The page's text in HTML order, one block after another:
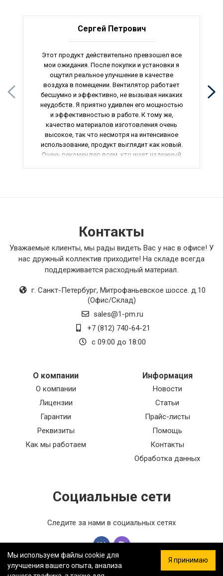
Сергей Петрович
Этот продукт действительно превзошел все
мои ожидания. После покупки и установки я
ощутил реальное улучшение в качестве
воздуха в помещении. Вентилятор работает
бесшумно и эффективно, не вызывая никаких
неудобств. Я приятно удивлен его мощностью
и эффективностью в работе. К тому же,
качество материалов изготовления очень
высокое, так что несмотря на интенсивное
использование, продукт выглядит как новый.
Очень рекомендую всем, кто ищет надежный
Контакты
Уважаемые клиенты, мы рады видеть Вас у нас в офисе! У
нас дружный коллектив приходите! На складе всегда
поддерживается расходный материал.
г. Санкт-Петербург, Митрофаньевское шоссе. д.10
(Офис/Склад)
sales@1-pm.ru
+7 (812) 740-64-21
с 09:00 до 18:00
О компании
О компании
Лицензии
Гарантии
Реквизиты
Как мы работаем
Информация
Новости
Статьи
Прайс-листы
Помощь
Контакты
Обработка данных
Социальные сети
Следите за нами в социальных сетях
Мы используем файлы cookie для
улучшения вашего опыта, анализа
Я принимаю